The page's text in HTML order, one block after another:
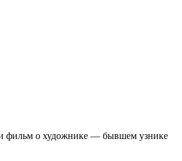
фильм о художнике — бывшем узнике